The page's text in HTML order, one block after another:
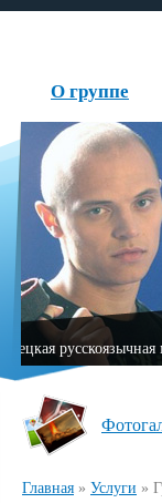
О группе
«Fаktor-2»
Главная » Услуги »